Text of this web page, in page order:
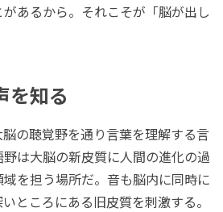
あるから。それこそが「脳が出し
を知る
の聴覚野を通り言葉を理解する言
は大脳の新皮質に人間の進化の過
を担う場所だ。音も脳内に同時に
ところにある旧皮質を刺激する。